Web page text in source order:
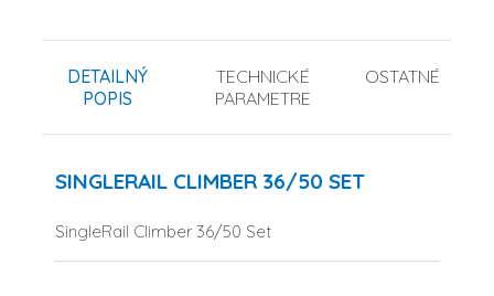
DETAILNÝ
POPIS
TECHNICKÉ
PARAMETRE
OSTATNÉ
SINGLERAIL CLIMBER 36/50 SET
SingleRail Climber 36/50 Set